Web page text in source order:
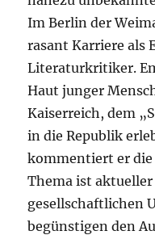
Im Berlin der
rasant Karriere als
Literaturkritiker.
Haut junger
Kaiserreich, dem
in die Republik
kommentiert er
Thema ist
gesellschaftlichen
begünstigen den